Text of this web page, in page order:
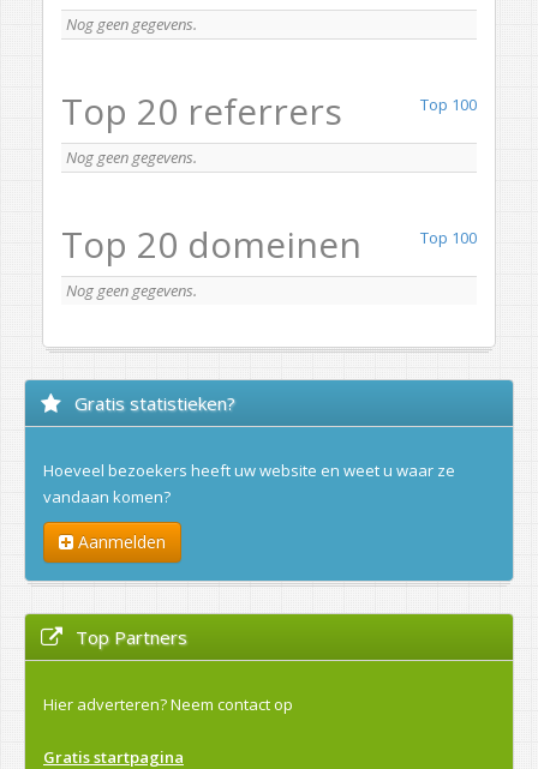
Nog geen gegevens.
Top 100
Top 20 referrers
Nog geen gegevens.
Top 100
Top 20 domeinen
Nog geen gegevens.
Gratis statistieken?
Hoeveel bezoekers heeft uw website en weet u waar ze
vandaan komen?
Aanmelden
Top Partners
Hier adverteren?Neem contact op
Gratis startpagina